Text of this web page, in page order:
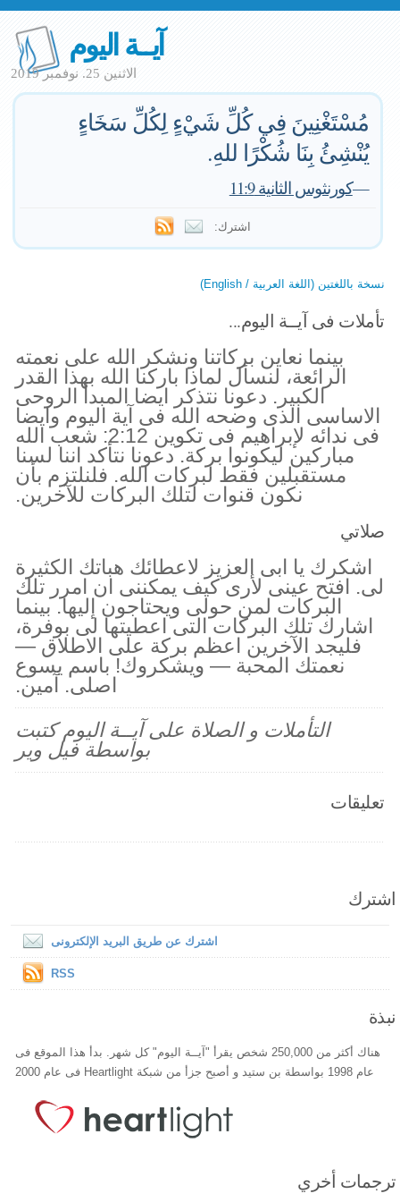
آيــة اليوم
الاثنين 25. نوفمبر 2019
مُسْتَغْنِينَ فِي كُلِّ شَيْءٍ لِكُلِّ سَخَاءٍ
يُنْشِئُ بِنَا شُكْرًا للهِ.
—كورنثوس الثانية 11:9
اشترك:
نسخة باللغتين (اللغة العربية / English)
تأملات فى آيــة اليوم...
بينما نعاين بركاتنا ونشكر الله على نعمته
الرائعة، لنسأل لماذا باركنا الله بهذا القدر
الكبير. دعونا نتذكر ايضا المبدأ الروحى
الاساسى الذى وضحه الله فى آية اليوم وايضا
فى ندائه لإبراهيم فى تكوين 2:12: شعب الله
مباركين ليكونوا بركة. دعونا نتأكد اننا لسنا
مستقبلين فقط لبركات الله. فلنلتزم بأن
نكون قنوات لتلك البركات للآخرين.
صلاتي
اشكرك يا ابى العزيز لاعطائك هباتك الكثيرة
لى. افتح عينى لأرى كيف يمكننى ان امرر تلك
البركات لمن حولى ويحتاجون إليها. بينما
اشارك تلك البركات التى اعطيتها لى بوفرة،
فليجد الآخرين اعظم بركة على الاطلاق —
نعمتك المحبة — ويشكروك! باسم يسوع
اصلى. آمين.
التأملات و الصلاة على آيــة اليوم كتبت
بواسطة فيل وير
تعليقات
اشترك
اشترك عن طريق البريد الإلكترونى
RSS
نبذة
هناك أكثر من 250,000 شخص يقرأ "آيــة اليوم" كل شهر. بدأ هذا الموقع فى
عام 1998 بواسطة بن ستيد و أصبح جزأ من شبكة Heartlight فى عام 2000
ترجمات أخري